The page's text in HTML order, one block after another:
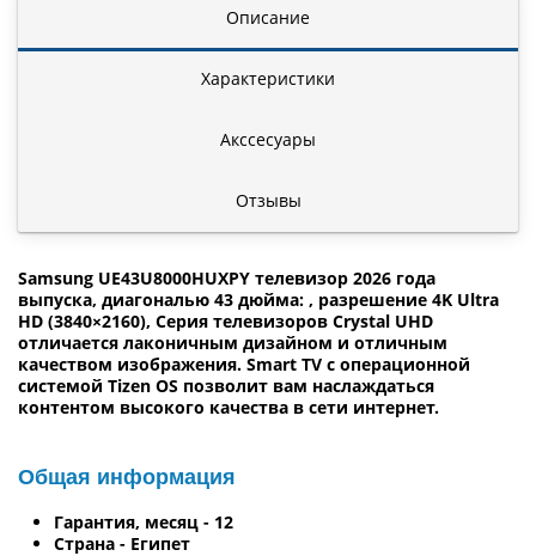
Описание
Характеристики
Акссесуары
Отзывы
Samsung UE43U8000HUXPY телевизор 2026 года
выпуска, диагональю 43 дюйма: , разрешение 4K Ultra
HD (3840×2160), Серия телевизоров Crystal UHD
отличается лаконичным дизайном и отличным
качеством изображения. Smart TV с операционной
системой Tizen OS позволит вам наслаждаться
контентом высокого качества в сети интернет.
Общая информация
Гарантия, месяц - 12
Страна - Египет